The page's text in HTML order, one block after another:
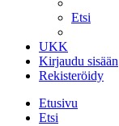
Etsi
UKK
Kirjaudu sisään
Rekisteröidy
Etusivu
Etsi